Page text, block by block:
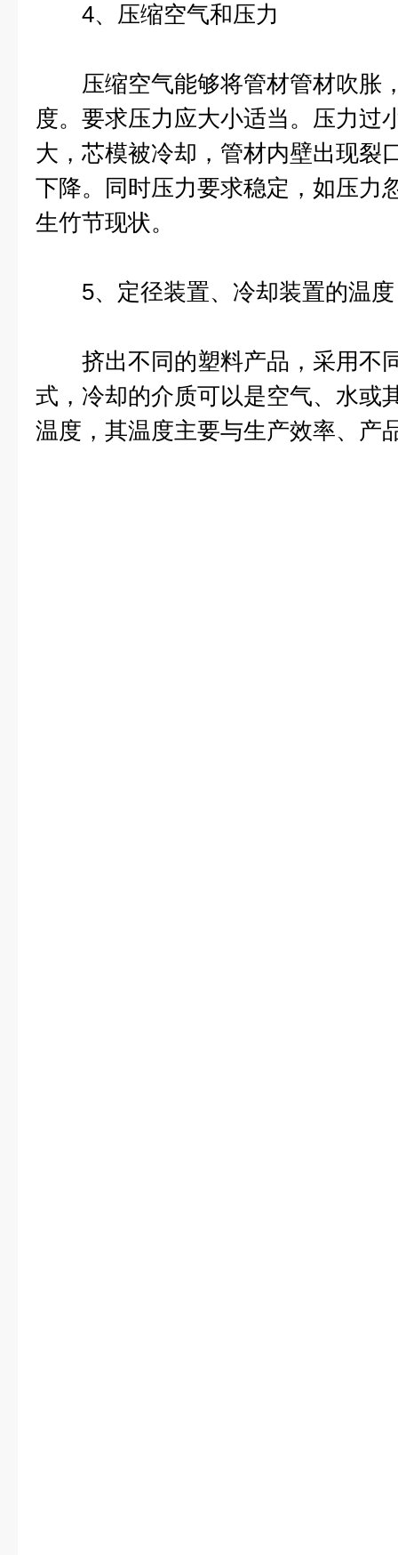
4、压缩空气和压力
压缩空气能够将管材管材吹胀
度。要求压力应大小适当。压力过
大，芯模被冷却，管材内壁出现裂
下降。同时压力要求稳定，如压力
生竹节现状。
5、定径装置、冷却装置的温度
挤出不同的塑料产品，采用不
式，冷却的介质可以是空气、水或
温度，其温度主要与生产效率、产